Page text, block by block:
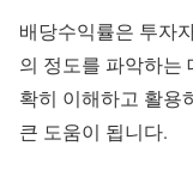
배당수익률은 투자
의 정도를 파악하는
확히 이해하고 활용
큰 도움이 됩니다.